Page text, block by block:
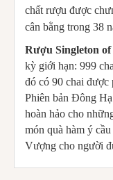
chất rượu được
cân bằng trong 38
Rượu Singleton
kỳ giới hạn: 999
đó có 90 chai được
Phiên bản Đông
hoàn hảo cho
món quà hàm ý
Vượng cho người